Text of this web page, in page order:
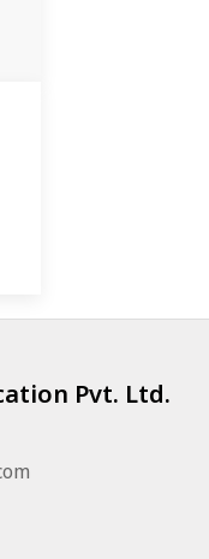
Pvt. Ltd.